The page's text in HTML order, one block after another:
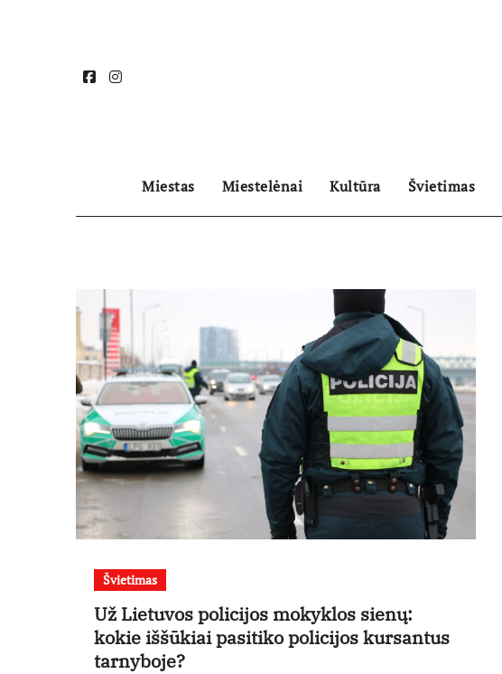
Miestas Miestelėnai Kultūra Švietimas
Švietimas
Už Lietuvos policijos mokyklos sienų:
kokie iššūkiai pasitiko policijos kursantus
tarnyboje?